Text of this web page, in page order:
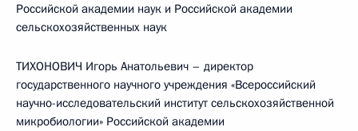
Российской академии наук и Российской академии
сельскохозяйственных наук
ТИХОНОВИЧ Игорь Анатольевич – директор
государственного научного учреждения «Всероссийский
научно-исследовательский институт сельскохозяйственной
микробиологии» Российской академии